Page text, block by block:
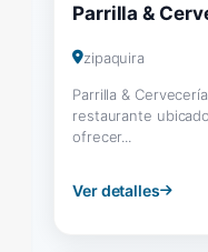
Parrilla &
zipaquira
Parrilla &
restaurante
ofrecer...
Ver detalles